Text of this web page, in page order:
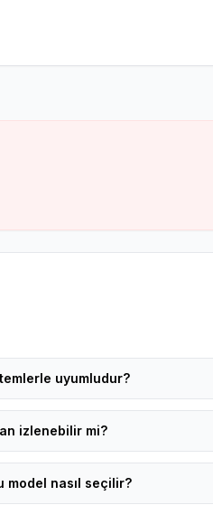
uyumludur?
izlenebilir mi?
model nasıl seçilir?